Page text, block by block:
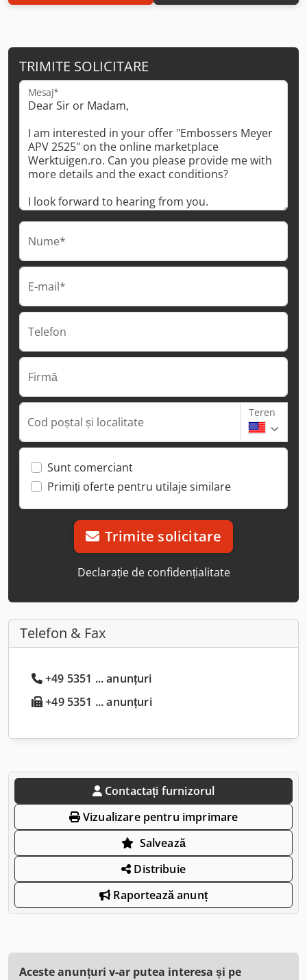
TRIMITE SOLICITARE
Mesaj*
Nume*
E-mail*
Telefon
Firmă
Cod poștal și localitate
Teren
Sunt comerciant
Primiți oferte pentru utilaje similare
Trimite solicitare
Declarație de confidențialitate
Telefon & Fax
+49 5351 ... anunțuri
+49 5351 ... anunțuri
Contactați furnizorul
Vizualizare pentru imprimare
Salvează
Distribuie
Raportează anunț
Aceste anunțuri v-ar putea interesa și pe